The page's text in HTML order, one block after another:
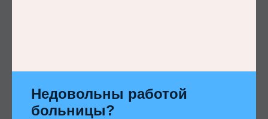
Недовольны работой
больницы?